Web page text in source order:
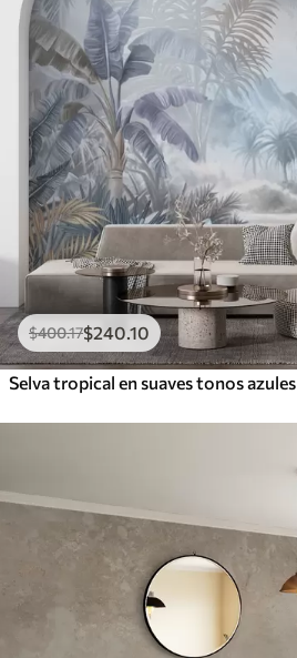
$400.17$240 .10
Selva tropical en suaves tonos azules